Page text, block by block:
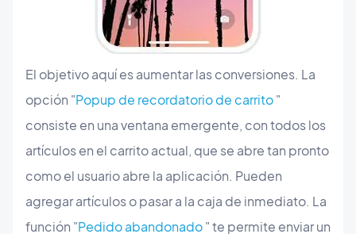
El objetivo aquí es aumentar las conversiones. La
opción "Popup de recordatorio de carrito"
consiste en una ventana emergente, con todos los
artículos en el carrito actual, que se abre tan pronto
como el usuario abre la aplicación. Pueden
agregar artículos o pasar a la caja de inmediato. La
función "Pedido abandonado" te permite enviar un